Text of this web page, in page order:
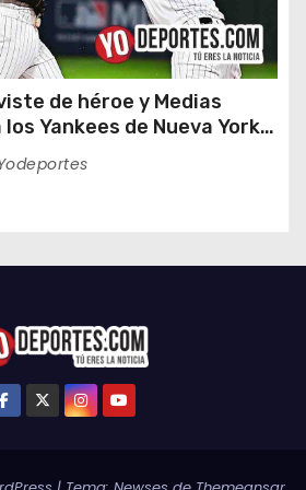
de héroe y Medias
Yankees de Nueva York